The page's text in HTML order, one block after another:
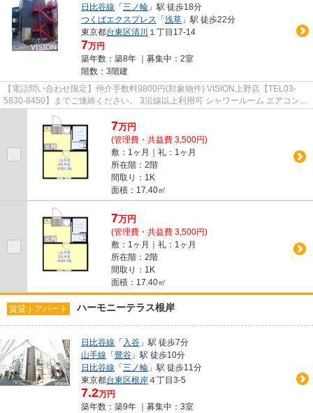
日比谷線 「三ノ輪 」駅 徒歩18分
つくばエクスプレス 「浅草 」駅 徒歩22分
東京都台東区清川 １丁目17-14
7万円
築年数：築8年 ｜募集中： 2室
階数：3階建
【電話問い合わせ限定】仲介手数料9800円(対象物件) VISION上野店【TEL03-
5830-8450】までご連絡ください。 3沿線以上利用可 シャワールーム エアコン
ネット使用料不要 TVインターホン
7万円
(管理費・共益費 3,500円)
敷：1ヶ月｜礼：1ヶ月
所在階：2階
間取り：1K
面積：17.40㎡
7万円
(管理費・共益費 3,500円)
敷：1ヶ月｜礼：1ヶ月
所在階：2階
間取り：1K
面積：17.40㎡
賃貸｜アパート ハーモニーテラス根岸
日比谷線 「 入谷 」駅 徒歩7分
山手線 「鶯谷 」駅 徒歩10分
日比谷線 「三ノ輪 」駅 徒歩11分
東京都台東区根岸４丁目3-5
7.2万円
築年数：築9年 ｜募集中： 3室